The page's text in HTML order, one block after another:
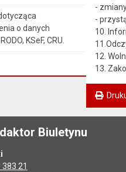
o danych
KSeF, CRU.
-
-
10.
12.
13.
Biuletynu
21